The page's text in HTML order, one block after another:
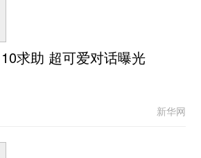
求助 超可爱对话曝光
新华网